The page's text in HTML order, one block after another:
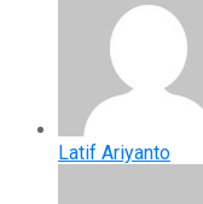
Latif Ariyanto